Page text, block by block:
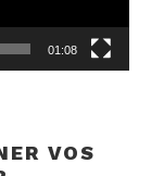
01:08
VOS